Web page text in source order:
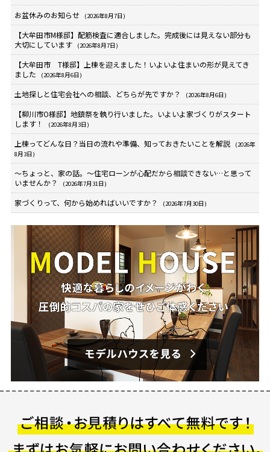
お盆休みのお知らせ (2026年8月7日)
【大牟田市M様邸】配筋検査に適合しました。完成後には見えない部分も
大切にしています
(2026年8月7日)
【大牟田市 T様邸】上棟を迎えました！いよいよ住まいの形が見えてき
ました
(2026年8月6日)
土地探しと住宅会社への相談、どちらが先ですか？ (2026年8月6日)
【柳川市O様邸】地鎮祭を執り行いました。いよいよ家づくりがスタート
します！
(2026年8月3日)
上棟ってどんな日？当日の流れや準備、知っておきたいことを解説
(2026年
8月3日)
～ちょっと、家の話。～住宅ローンが心配だから相談できない…と思って
いませんか？
(2026年7月31日)
家づくりって、何から始めればいいですか？ (2026年7月30日)